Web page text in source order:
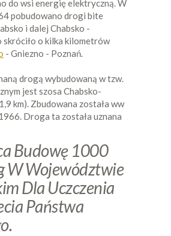
do wsi energię elektryczną. W
pobudowano drogi bite
i dalej Chabsko -
skróciło o kilka kilometrów
- Gniezno - Poznań.
drogą wybudowaną w tzw.
jest szosa Chabsko-
km). Zbudowana została ww
Droga ta została uznana
Budowę 1000
W Województwie
Dla Uczczenia
Państwa